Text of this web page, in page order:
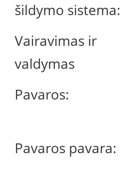
šildymo sistema:
Vairavimas ir
valdymas
Pavaros:
Pavaros pavara: